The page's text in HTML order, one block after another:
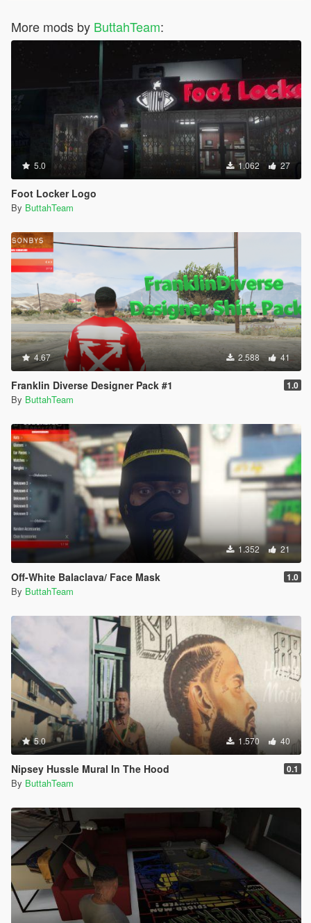
More mods by ButtahTeam:
5.0 1.062 27
Foot Locker Logo
By ButtahTeam
4.67 2.588 41
Franklin Diverse Designer Pack #1 1.0
By ButtahTeam
1.352 21
Off-White Balaclava/ Face Mask 1.0
By ButtahTeam
5.0 1.570 40
Nipsey Hussle Mural In The Hood 0.1
By ButtahTeam